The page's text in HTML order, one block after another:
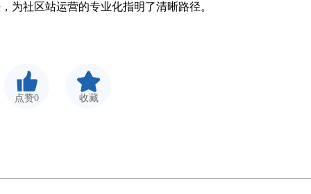
社区站运营的专业化指明了清晰路径。
点赞0 收藏